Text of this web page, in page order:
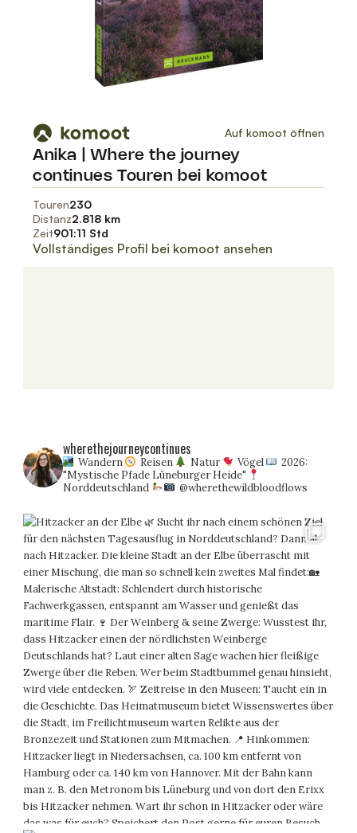
wherethejourneycontinues
Wandern Reisen Natur Vögel
2026:
"Mystische Pfade Lüneburger Heide"
Norddeutschland
@wherethewildbloodflows